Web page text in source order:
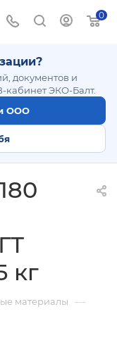
0
документов и
кабинет ЭКО-Балт.
ООО
кг
материалы —